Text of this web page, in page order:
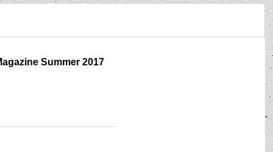
Summer 2017